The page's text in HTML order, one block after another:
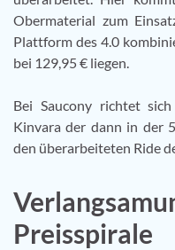
Obermaterial zum
Plattform des 4.0
bei 129,95 € liegen.
Bei Saucony richtet
Kinvara der dann in der
den überarbeiteten Ride
Preisspirale